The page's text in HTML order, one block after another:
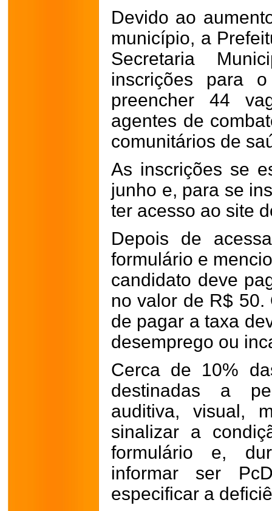
Devido ao
município, a
Secretaria
inscrições para
preencher 44
agentes de
comunitários de
As inscrições se
junho e, para se
ter acesso ao site
Depois de
formulário e
candidato deve
no valor de R$ 50.
de pagar a taxa
desemprego ou
Cerca de 10%
destinadas a
auditiva, visual,
sinalizar a
formulário e,
informar ser
especificar a